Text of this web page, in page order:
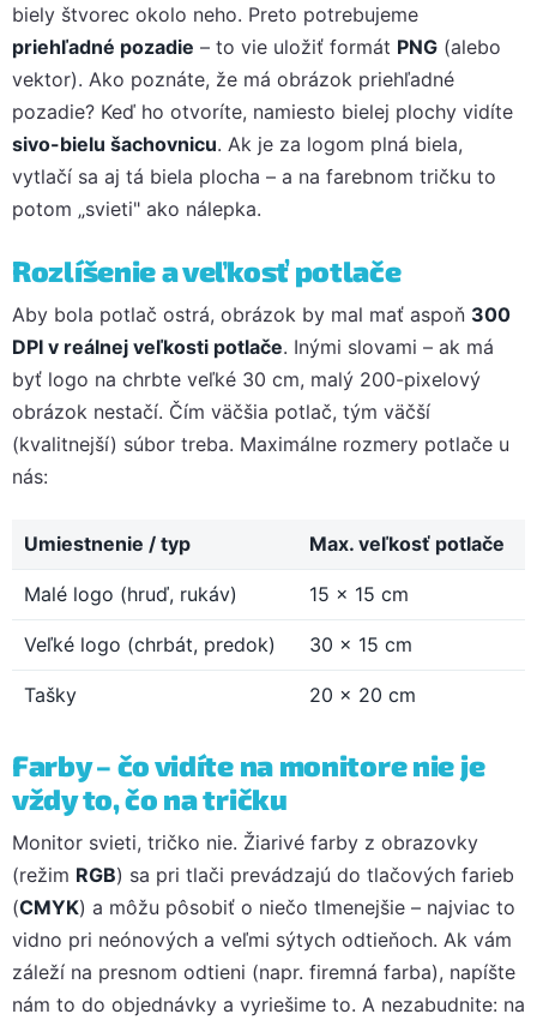
biely štvorec okolo neho. Preto potrebujeme
priehľadné pozadie – to vie uložiť formát PNG (alebo
vektor). Ako poznáte, že má obrázok priehľadné
pozadie? Keď ho otvoríte, namiesto bielej plochy vidíte
sivo-bielu šachovnicu. Ak je za logom plná biela,
vytlačí sa aj tá biela plocha – a na farebnom tričku to
potom „svieti" ako nálepka.
Rozlíšenie a veľkosť potlače
Aby bola potlač ostrá, obrázok by mal mať aspoň 300
DPI v reálnej veľkosti potlače. Inými slovami – ak má
byť logo na chrbte veľké 30 cm, malý 200-pixelový
obrázok nestačí. Čím väčšia potlač, tým väčší
(kvalitnejší) súbor treba. Maximálne rozmery potlače u
nás:
Umiestnenie / typ Max. veľkosť potlače
Malé logo (hruď, rukáv) 15 × 15 cm
Veľké logo (chrbát, predok) 30 × 15 cm
Tašky 20 × 20 cm
Farby – čo vidíte na monitore nie je
vždy to, čo na tričku
Monitor svieti, tričko nie. Žiarivé farby z obrazovky
(režim RGB) sa pri tlači prevádzajú do tlačových farieb
(CMYK) a môžu pôsobiť o niečo tlmenejšie – najviac to
vidno pri neónových a veľmi sýtych odtieňoch. Ak vám
záleží na presnom odtieni (napr. firemná farba), napíšte
nám to do objednávky a vyriešime to. A nezabudnite: na